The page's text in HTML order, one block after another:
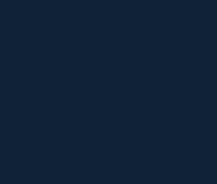
khoá và mức giá trước khi đặt